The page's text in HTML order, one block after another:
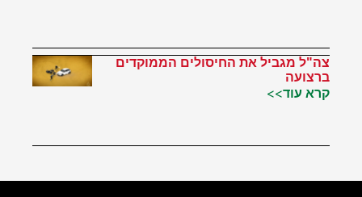
צה"ל מגביל את החיסולים הממוקדים
ברצועה
קרא עוד>>